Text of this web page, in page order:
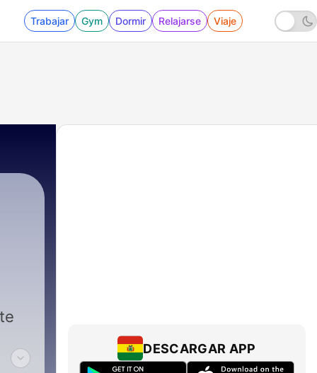
Trabajar Gym Dormir Relajarse Viaje
DESCARGAR APP